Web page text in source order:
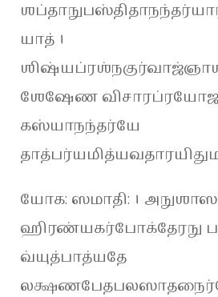
யாத் ।
ஶேஷேண
கஸ்யாநந்தர்யே
யோக: ஸமாதி: ।
ஹிரண்யகர்போக்தேரநு
வ்யுத்பாத்யதே